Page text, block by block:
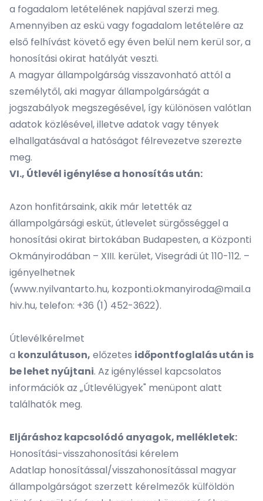
a fogadalom letételének napjával szerzi meg.
Amennyiben az eskü vagy fogadalom letételére az
első felhívást követő egy éven belül nem kerül sor, a
honosítási okirat hatályát veszti.
A magyar állampolgárság visszavonható attól a
személytől, aki magyar állampolgárságát a
jogszabályok megszegésével, így különösen valótlan
adatok közlésével, illetve adatok vagy tények
elhallgatásával a hatóságot félrevezetve szerezte
meg.
VI., Útlevél igénylése a honosítás után:
Azon honfitársaink, akik már letették az
állampolgársági esküt, útlevelet sürgősséggel a
honosítási okirat birtokában Budapesten, a Központi
Okmányirodában – XIII. kerület, Visegrádi út 110-112. –
igényelhetnek
(www.nyilvantarto.hu, kozponti.okmanyiroda@mail.a
hiv.hu, telefon: +36 (1) 452-3622).
Útlevélkérelmet
a konzulátuson, előzetes időpontfoglalás után is
be lehet nyújtani. Az igényléssel kapcsolatos
információk az „Útlevélügyek" menüpont alatt
találhatók meg.
Eljáráshoz kapcsolódó anyagok, mellékletek:
Honosítási-visszahonosítási kérelem
Adatlap honosítással/visszahonosítással magyar
állampolgárságot szerzett kérelmezők külföldön